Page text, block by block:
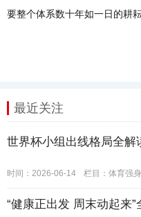
要整个体系数十年如一日的耕耘
最近关注
世界杯小组出线格局全解
时间：2026-06-14 栏目： 体育强身
“健康正出发 周末动起来